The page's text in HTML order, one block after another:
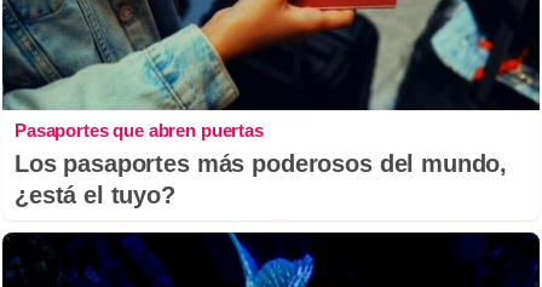
Pasaportes que abren puertas
Los pasaportes más poderosos del mundo,
¿está el tuyo?